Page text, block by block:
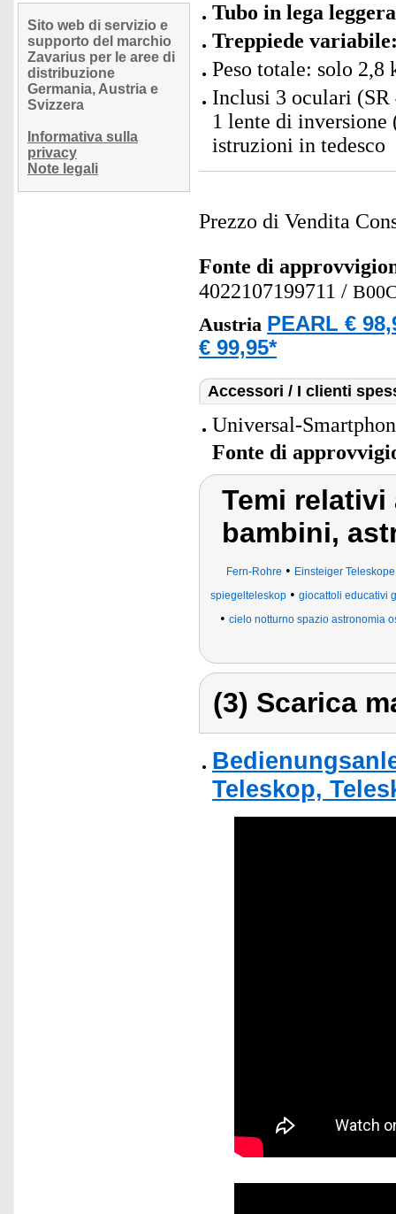
Sito web di servizio e
supporto del marchio
Zavarius per le aree di
distribuzione
Germania, Austria e
Svizzera
Informativa sulla
privacy
Note legali
Tubo in lega
Treppiede
Peso totale: solo 2,8
Inclusi 3 oculari
1 lente di inversione
istruzioni in tedesco
Prezzo di Vendita
Fonte di
4022107199711 /
Austria PEARL €
€ 99,95*
Accessori / I clienti
Universal-
Fonte di
Temi
bambini,
Fern-Rohre • Einsteiger Teleskope
spiegelteleskop • giocattoli educativi
• cielo notturno spazio astronomia
(3) Scarica
Teleskop,